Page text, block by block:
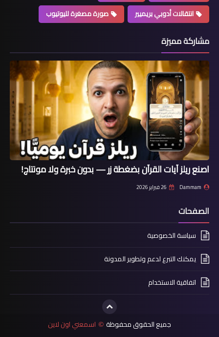
انتقالات أدوبي بريميير
صورة مصغرة لليوتيوب
مشاركة مميزة
اصنع ريلز آيات القرآن بضغطة زر — بدون خبرة ولا مونتاج!
Dammam 26 فبراير 2026
الصفحات
سياسة الخصوصية
يمكنك التبرع لدعم وتطوير المدونة
اتفاقية الاستخدام
جميع الحقوق محفوظة © اسمعني اون لاين